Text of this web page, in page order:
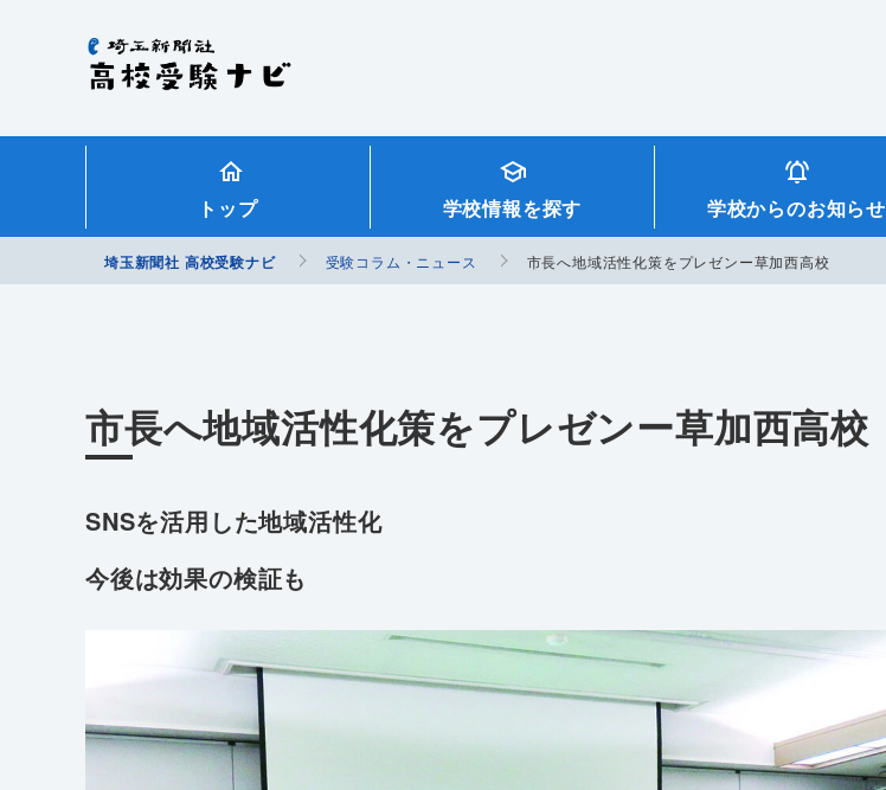
トップ 学校情報を探す 学校からのお知らせ
埼玉新聞社 高校受験ナビ 受験コラム・ニュース 市長へ地域活性化策をプレゼンー草加西高校
市長へ地域活性化策をプレゼンー草加西高校
SNSを活用した地域活性化
今後は効果の検証も